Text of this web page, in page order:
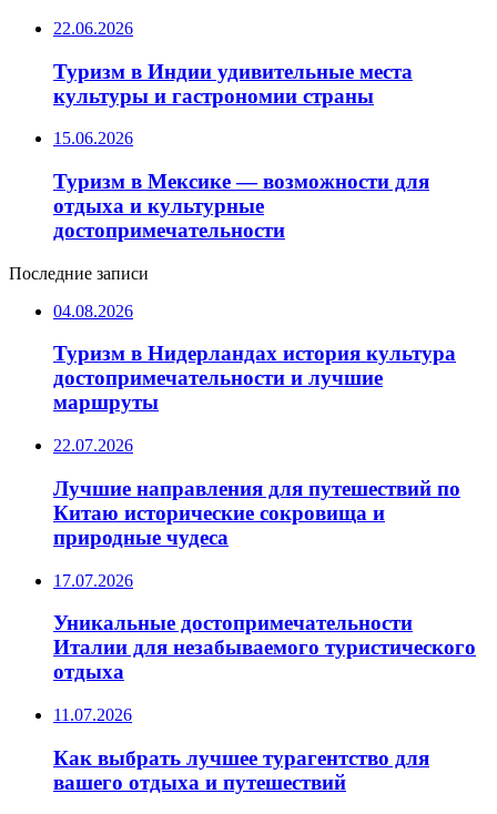
22.06.2026
Туризм в Индии удивительные места
культуры и гастрономии страны
15.06.2026
Туризм в Мексике — возможности для
отдыха и культурные
достопримечательности
Последние записи
04.08.2026
Туризм в Нидерландах история культура
достопримечательности и лучшие
маршруты
22.07.2026
Лучшие направления для путешествий по
Китаю исторические сокровища и
природные чудеса
17.07.2026
Уникальные достопримечательности
Италии для незабываемого туристического
отдыха
11.07.2026
Как выбрать лучшее турагентство для
вашего отдыха и путешествий